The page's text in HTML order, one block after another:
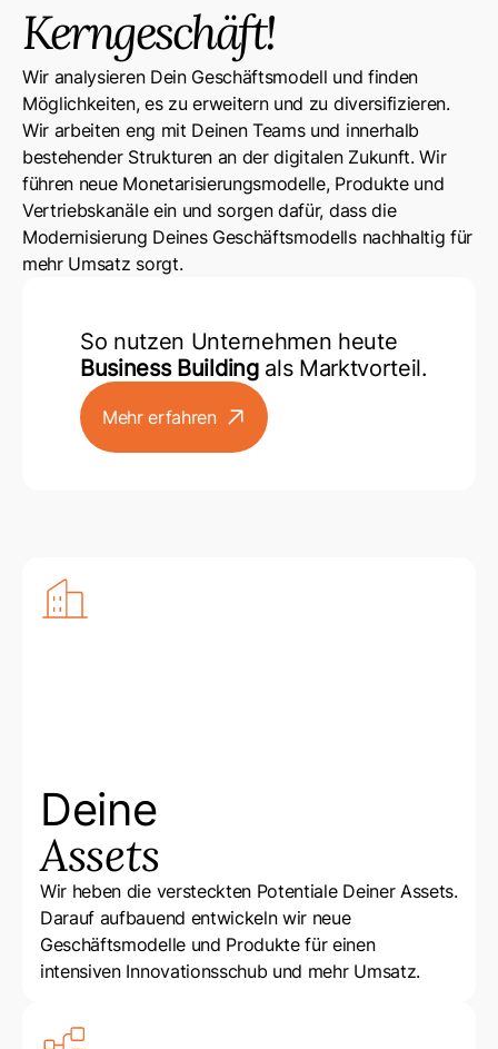
Kerngeschäft!
Wir analysieren Dein Geschäftsmodell und finden
Möglichkeiten, es zu erweitern und zu diversifizieren.
Wir arbeiten eng mit Deinen Teams und innerhalb
bestehender Strukturen an der digitalen Zukunft. Wir
führen neue Monetarisierungsmodelle, Produkte und
Vertriebskanäle ein und sorgen dafür, dass die
Modernisierung Deines Geschäftsmodells nachhaltig für
mehr Umsatz sorgt.
So nutzen Unternehmen heute
Business Buildingals Marktvorteil.
Mehr erfahren
arrow
Deine
Assets
Wir heben die versteckten Potentiale Deiner Assets.
Darauf aufbauend entwickeln wir neue
Geschäftsmodelle und Produkte für einen
intensiven Innovationsschub und mehr Umsatz.